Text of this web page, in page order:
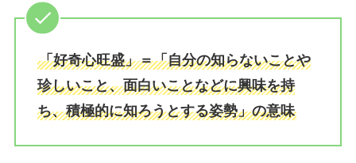
「好奇心旺盛」＝「自分の知らないことや
珍しいこと、面白いことなどに興味を持
ち、積極的に知ろうとする姿勢」の意味